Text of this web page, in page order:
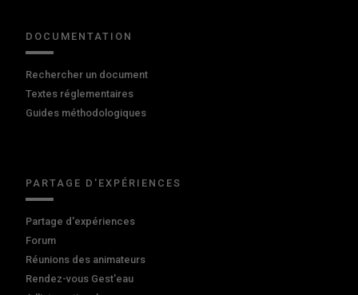
DOCUMENTATION
Rechercher un document
Textes réglementaires
Guides méthodologiques
PARTAGE D'EXPÉRIENCES
Partage d'expériences
Forum
Réunions des animateurs
Rendez-vous Gest'eau